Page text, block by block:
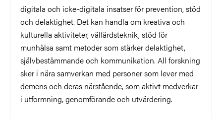
digitala och icke-digitala insatser för prevention, stöd
och delaktighet. Det kan handla om kreativa och
kulturella aktiviteter, välfärdsteknik, stöd för
munhälsa samt metoder som stärker delaktighet,
självbestämmande och kommunikation. All forskning
sker i nära samverkan med personer som lever med
demens och deras närstående, som aktivt medverkar
i utformning, genomförande och utvärdering.